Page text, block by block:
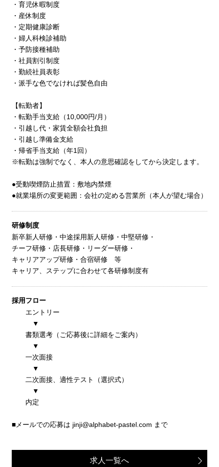
・育児休暇制度
・産休制度
・定期健康診断
・婦人科検診補助
・予防接種補助
・社員割引制度
・勤続社員表彰
・派手な色でなければ髪色自由
【転勤者】
・転勤手当支給（10,000円/月）
・引越し代・家賃全額会社負担
・引越し準備金支給
・帰省手当支給（年1回）
※転勤は強制でなく、本人の意思確認をしてから決定します。
●受動喫煙防止措置：敷地内禁煙
●就業場所の変更範囲：会社の定める営業所（本人が望む場合）
研修制度
新卒新人研修・中途採用新人研修・中堅研修・
チーフ研修・店長研修・リーダー研修・
キャリアアップ研修・合宿研修 等
キャリア、ステップに合わせて各研修制度有
採用フロー
エントリー
▼
書類選考（ご応募後に詳細をご案内）
▼
一次面接
▼
二次面接、適性テスト（選択式）
▼
内定
■メールでの応募は jinji@alphabet-pastel.com まで
求人一覧へ